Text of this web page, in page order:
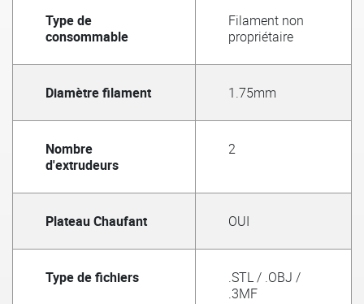
Type de
consommable
Filament non
propriétaire
Diamètre filament 1.75mm
Nombre
d'extrudeurs
2
Plateau Chaufant OUI
Type de fichiers
.STL / .OBJ /
.3MF